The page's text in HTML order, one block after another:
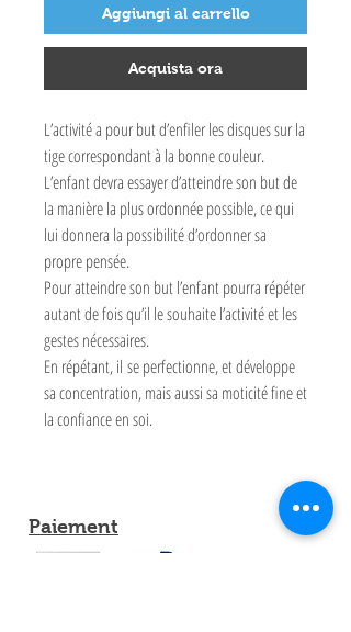
Aggiungi al carrello
Acquista ora
L’activité a pour but d’enfiler les disques sur la
tige correspondant à la bonne couleur.
L’enfant devra essayer d’atteindre son but de
la manière la plus ordonnée possible, ce qui
lui donnera la possibilité d’ordonner sa
propre pensée.
Pour atteindre son but l’enfant pourra répéter
autant de fois qu’il le souhaite l’activité et les
gestes nécessaires.
En répétant, il se perfectionne, et développe
sa concentration, mais aussi sa moticité fine et
la confiance en soi.
Paiement